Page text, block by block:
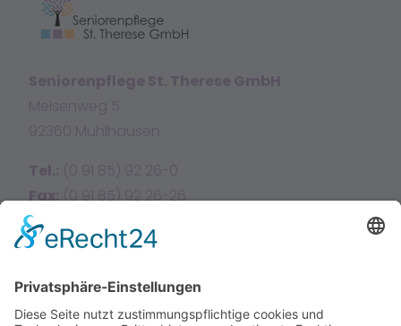
Seniorenpflege St. Therese GmbH
Meisenweg 5
92360 Mühlhausen
Tel.: (0 91 85) 92 26-0
Fax:(0 91 85) 92 26-26
E-Mail:info@sttherese.de
Instagram